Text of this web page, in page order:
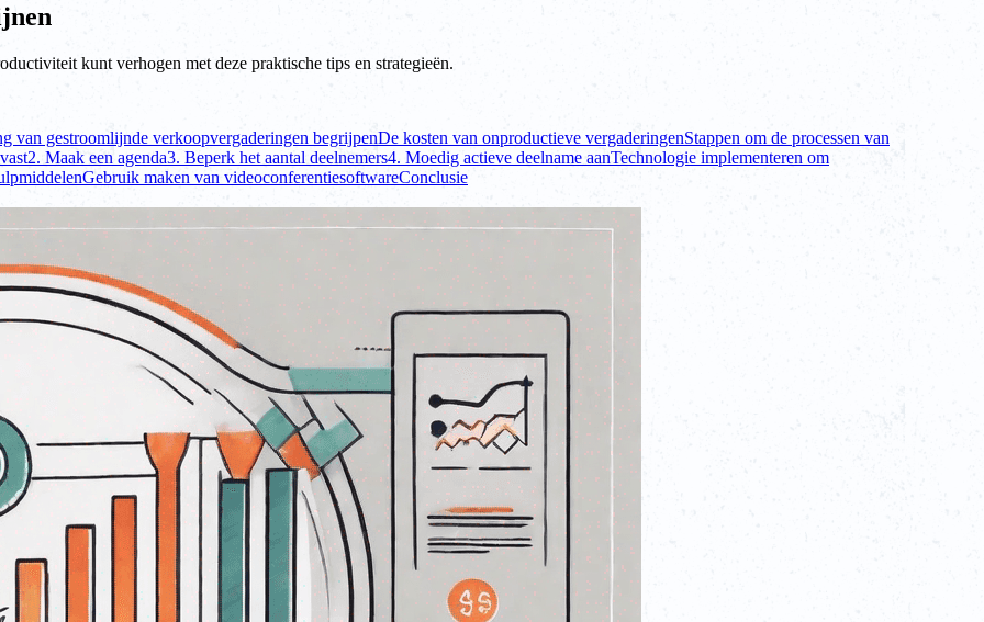
kunt verhogen met deze praktische tips en strategieën.
van gestroomlijnde verkoopvergaderingen begrijpenDe kosten van onproductieve vergaderingenStappen om de processen van
2. Maak een agenda3. Beperk het aantal deelnemers4. Moedig actieve deelname aanTechnologie implementeren om
Gebruik maken van videoconferentiesoftwareConclusie